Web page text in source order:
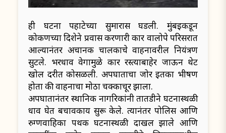
ही घटना पहाटेच्या सुमारास घडली. मुंबईकडून
कोकणच्या दिशेने प्रवास करणारी कार वालोपे परिसरात
आल्यानंतर अचानक चालकाचे वाहनावरील नियंत्रण
सुटले. भरधाव वेगामुळे कार रस्त्याबाहेर जाऊन थेट
खोल दरीत कोसळली. अपघाताचा जोर इतका भीषण
होता की वाहनाचा मोठा चक्काचूर झाला.
अपघातानंतर स्थानिक नागरिकांनी तातडीने घटनास्थळी
धाव घेत बचावकार्य सुरू केले. त्यानंतर पोलिस आणि
रुग्णवाहिका पथक घटनास्थळी दाखल झाले आणि